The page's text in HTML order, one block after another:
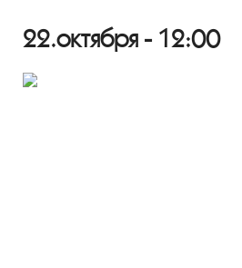
22.октября - 12:00